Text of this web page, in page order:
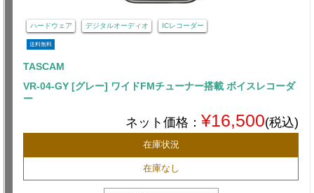
ハードウェア デジタルオーディオ ICレコーダー
送料無料
TASCAM
VR-04-GY [グレー] ワイドFMチューナー搭載 ボイスレコーダ
ー
ネット価格： ¥16,500(税込)
在庫状況
在庫なし